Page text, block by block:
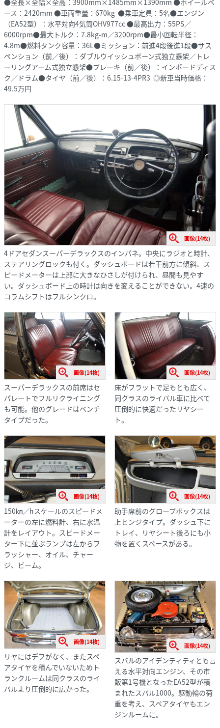
●全長×全幅×全高：3900mm×1485mm×1390mm ●ホイールベ
ース：2420mm ●車両重量：670kg ●乗車定員：5名●エンジン
（EA52型）：水平対向4気筒OHV977cc ●最高出力：55PS／
6000rpm●最大トルク：7.8kg-m／3200rpm●最小回転半径：
4.8m●燃料タンク容量：36L●ミッション：前進4段後進1段●サス
ペンション（前／後）：ダブルウイッシュボーン式独立懸架／トレ
ーリングアーム式独立懸架●ブレーキ（前／後）：インボードディス
ク／ドラム●タイヤ（前／後）：6.15-13-4PR3 ◎新車当時価格：
49.5万円
画像(14枚)
4ドアセダンスーパーデラックスのインパネ。中央にラジオと時計、
ステアリングロックも付く。ダッシュボードは若干前方に傾斜、ス
ピードメーターは上部に大きなひさしが付けられ、昼間も見やす
い。ダッシュボード上の時計は向きを変えることができない。4速の
コラムシフトはフルシンクロ。
画像(14枚)
スーパーデラックスの前席はセ
パレートでフルリクライニング
も可能。他のグレードはベンチ
タイプだった。
画像(14枚)
床がフラットで足もとも広く、
同クラスのライバル車に比べて
圧倒的に快適だったリヤシー
ト。
画像(14枚)
150㎞／hスケールのスピードメ
ーターの左に燃料計、右に水温
計をレイアウト。スピードメー
ター下に並ぶランプは左からフ
ラッシャー、オイル、チャー
ジ、ビーム。
画像(14枚)
助手席前のグローブボックスは
上ヒンジタイプ。ダッシュ下に
トレイ、リヤシート後ろにも小
物を置くスペースがある。
画像(14枚)
リヤにはデフがなく、またスペ
アタイヤを積んでいないためト
ランクルームは同クラスのライ
バルより圧倒的に広かった。
画像(14枚)
スバルのアイデンティティとも言
える水平対向エンジン、その市
販第1号機となったEA52型が積
まれたスバル1000。駆動輪の荷
重を考え、スペアタイヤもエン
ジンルームに。